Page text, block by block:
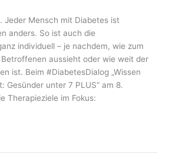
Jeder Mensch mit Diabetes ist
anders. So ist auch die
individuell – je nachdem, wie zum
aussieht oder wie weit der
ist. Beim #DiabetesDialog „Wissen
Gesünder unter 7 PLUS“ am 8.
Therapieziele im Fokus: